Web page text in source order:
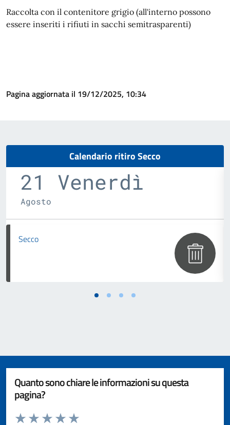
Raccolta con il contenitore grigio (all'interno possono
essere inseriti i rifiuti in sacchi semitrasparenti)
Pagina aggiornata il 19/12/2025, 10:34
Calendario ritiro Secco
21 Venerdì
Agosto
Secco
Quanto sono chiare le informazioni su questa
pagina?
Valuta da 1 a 5 stelle la pagina